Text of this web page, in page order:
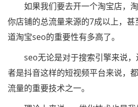
如果我们要去开一个淘宝店，淘
你店铺的总流量来源的7成以上，
道淘宝seo的重要性有多高了。
seo无论是对于搜索引擎来说，
者是抖音这样的短视频平台来说，
流量的重要技术之一。